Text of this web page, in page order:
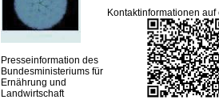
Presseinformation des
Bundesministeriums für
Ernährung und
Landwirtschaft
Kontaktinformationen